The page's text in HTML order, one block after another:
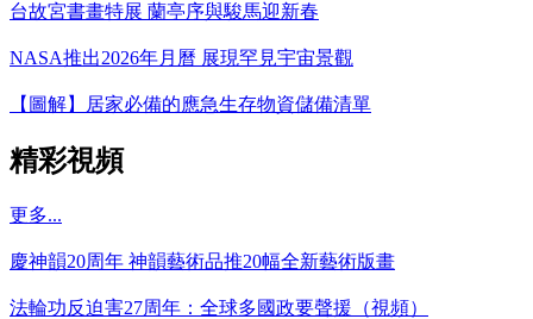
台故宮書畫特展 蘭亭序與駿馬迎新春
NASA推出2026年月曆 展現罕見宇宙景觀
【圖解】居家必備的應急生存物資儲備清單
精彩視頻
更多...
慶神韻20周年 神韻藝術品推20幅全新藝術版畫
法輪功反迫害27周年：全球多國政要聲援（視頻）